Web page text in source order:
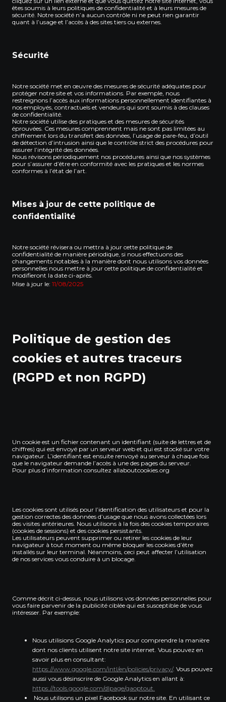
êtes soumis à leurs politiques de confidentialité et à leurs mesures de
sécurité. Notre société n’a aucun contrôle ni ne peut rien garantir
quant à l’usage et l’accès à des sites tiers ou externes.
Sécurité
Notre société met en œuvre des mesures de sécurité adéquates pour
protéger notre site et vos informations. Par exemple, nous
restreignons l’accès aux informations personnellement identifiantes à
nos employés, contractuels et vendeurs qui sont soumis à des clauses
de confidentialité.
Notre société utilise des pratiques et des mesures de sécurités
éprouvées. Ces mesures comprennent mais ne sont pas limitées au
chiffrement lors du transfert des données, l’usage de pare-feu, d’outil
de détection d’intrusion ainsi que le contrôle strict des procédures pour
assurer l’intégrité des données.
Nous révisons périodiquement nos procédures ainsi que nos systèmes
pour s’assurer d’être en conformité avec les pratiques et les normes
conformes à l’état de l’art.
Mises à jour de cette politique de
confidentialité
Notre société révisera ou mettra à jour cette politique de
confidentialité de manière périodique, si nous effectuons des
changements notables à la manière dont nous utilisons vos données
personnelles nous mettre à jour cette politique de confidentialité et
modifieront la date ci-après.
Mise à jour le: 11/08/2025
Politique de gestion des
cookies et autres traceurs
(RGPD et non RGPD)
Un cookie est un fichier contenant un identifiant (suite de lettres et de
chiffres) qui est envoyé par un serveur web et qui est stocké sur votre
navigateur. L’identifiant est ensuite renvoyé au serveur à chaque fois
que le navigateur demande l’accès à une des pages du serveur.
Pour plus d’information consultez allaboutcookies.org
Les cookies sont utilisés pour l’identification des utilisateurs et pour la
gestion correctes des données d’usage que nous avons collectées lors
des visites antérieures. Nous utilisons à la fois des cookies temporaires
(cookies de sessions) et des cookies persistants.
Les utilisateurs peuvent supprimer ou retirer les cookies de leur
navigateur à tout moment ou même bloquer les cookies d’être
installés sur leur terminal. Néanmoins, ceci peut affecter l’utilisation
de nos services vous conduire à un blocage.
Comme décrit ci-dessus, nous utilisons vos données personnelles pour
vous faire parvenir de la publicité ciblée qui est susceptible de vous
intéresser. Par exemple:
Nous utilisions Google Analytics pour comprendre la manière
dont nos clients utilisent notre site internet. Vous pouvez en
savoir plus en consultant:
https://www.google.com/intl/en/policies/privacy/. Vous pouvez
aussi vous désinscrire de Google Analytics en allant à:
https://tools.google.com/dlpage/gaoptout.
Nous utilisons un pixel Facebook sur notre site. En utilisant ce